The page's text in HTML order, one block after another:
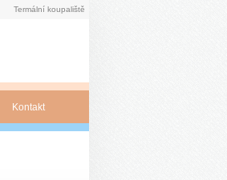
Termální koupaliště
Kontakt